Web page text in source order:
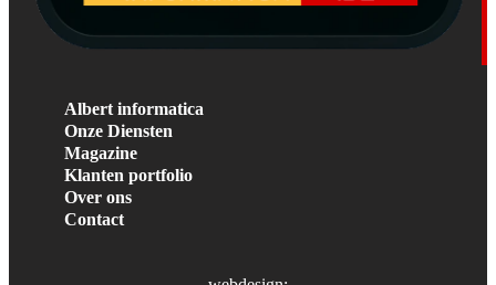
Albert informatica
Onze Diensten
Magazine
Klanten portfolio
Over ons
Contact